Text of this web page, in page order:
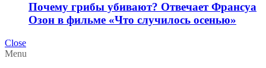
Почему грибы убивают? Отвечает Франсуа
Озон в фильме «Что случилось осенью»
Close
Menu